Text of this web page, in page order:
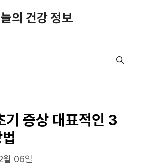
의 건강 정보
기 증상 대표적인 3
월 06일